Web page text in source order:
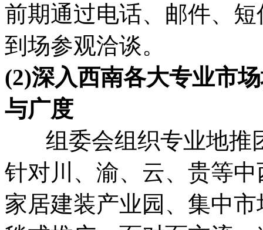
前期通过电话、邮件、
到场参观洽谈。
(2)深入西南各大专业市
与广度
组委会组织专业地推
针对川、渝、云、贵等
家居建装产业园、集中